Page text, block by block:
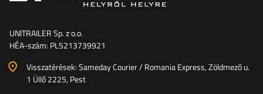
UNITRAILER Sp. z o.o.
HÉA-szám: PL5213739921
Visszatérések: Sameday Courier / Romania Express, Zöldmező u.
1 Üllő 2225, Pest